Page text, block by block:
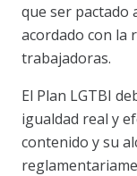
que ser pactado
acordado con la
trabajadoras.
El Plan LGTBI
igualdad real y
contenido y su